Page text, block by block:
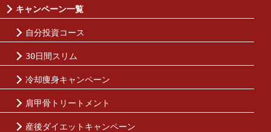
キャンペーン一覧
自分投資コース
30日間スリム
冷却痩身キャンペーン
肩甲骨トリートメント
産後ダイエットキャンペーン